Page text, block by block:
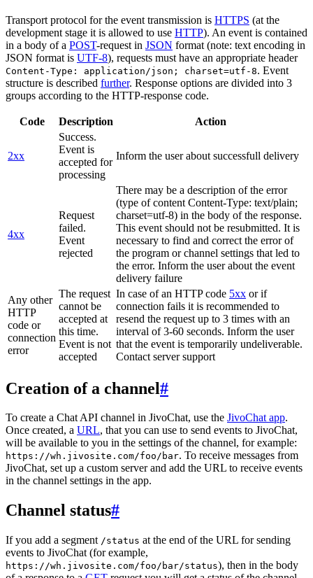
Transport protocol for the event transmission is HTTPS (at the
development stage it is allowed to use HTTP). An event is contained
in a body of a POST-request in JSON format (note: text encoding in
JSON format is UTF-8), requests must have an appropriate header
Content-Type: application/json; charset=utf-8. Event
structure is described further. Response options are divided into 3
groups according to the HTTP-response code.
Code Description Action
2xx
Success.
Event is
accepted for
processing
Inform the user about successfull delivery
4xx
Request
failed.
Event
rejected
There may be a description of the error
(type of content Content-Type: text/plain;
charset=utf-8) in the body of the response.
This event should not be resubmitted. It is
necessary to find and correct the error of
the program or channel settings that led to
the error. Inform the user about the event
delivery failure
Any other
HTTP
code or
connection
error
The request
cannot be
accepted at
this time.
Event is not
accepted
In case of an HTTP code 5xx or if
connection fails it is recommended to
resend the request up to 3 times with an
interval of 3-60 seconds. Inform the user
that the event is temporarily undeliverable.
Contact server support
Creation of a channel#
To create a Chat API channel in JivoChat, use the JivoChat app.
Once created, a URL, that you can use to send events to JivoChat,
will be available to you in the settings of the channel, for example:
https://wh.jivosite.com/foo/bar. To receive messages from
JivoChat, set up a custom server and add the URL to receive events
in the channel settings in the app.
Channel status#
If you add a segment /status at the end of the URL for sending
events to JivoChat (for example,
https://wh.jivosite.com/foo/bar/status), then in the body